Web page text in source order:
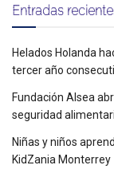
Entradas
Helados Holanda
tercer año
Fundación Alsea
seguridad
Niñas y niños
KidZania Monterrey